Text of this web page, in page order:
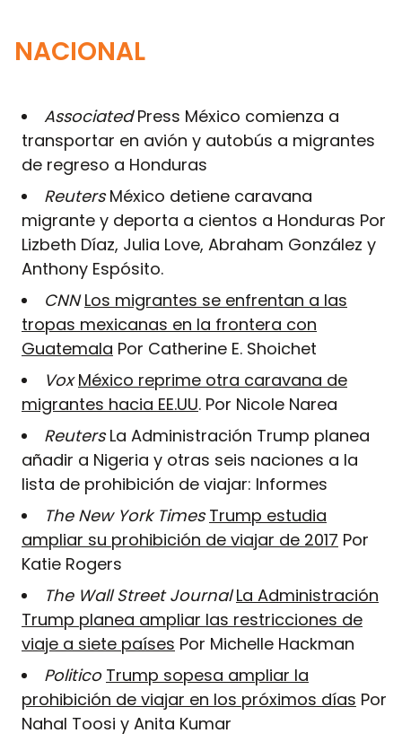
NACIONAL
AssociatedPress México comienza a
transportar en avión y autobús a migrantes
de regreso a Honduras
ReutersMéxico detiene caravana
migrante y deporta a cientos a Honduras Por
Lizbeth Díaz, Julia Love, Abraham González y
Anthony Espósito.
CNN Los migrantes se enfrentan a las
tropas mexicanas en la frontera con
Guatemala Por Catherine E. Shoichet
Vox México reprime otra caravana de
migrantes hacia EE.UU. Por Nicole Narea
ReutersLa Administración Trump planea
añadir a Nigeria y otras seis naciones a la
lista de prohibición de viajar: Informes
The New York Times Trump estudia
ampliar su prohibición de viajar de 2017 Por
Katie Rogers
The Wall Street Journal La Administración
Trump planea ampliar las restricciones de
viaje a siete países Por Michelle Hackman
Politico Trump sopesa ampliar la
prohibición de viajar en los próximos días Por
Nahal Toosi y Anita Kumar